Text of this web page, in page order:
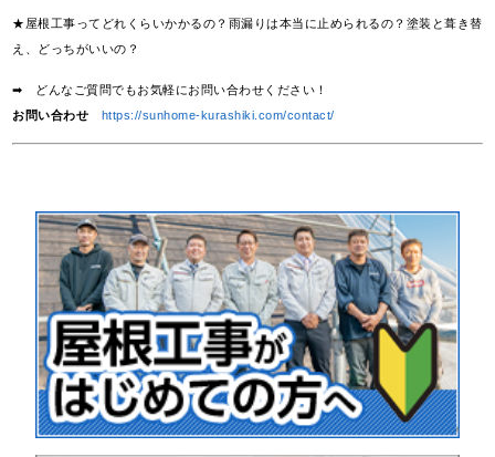
★屋根工事ってどれくらいかかるの？雨漏りは本当に止められるの？塗装と葺き替
え、どっちがいいの？
➡ どんなご質問でもお気軽にお問い合わせください！
お問い合わせ
https://sunhome-kurashiki.com/contact/